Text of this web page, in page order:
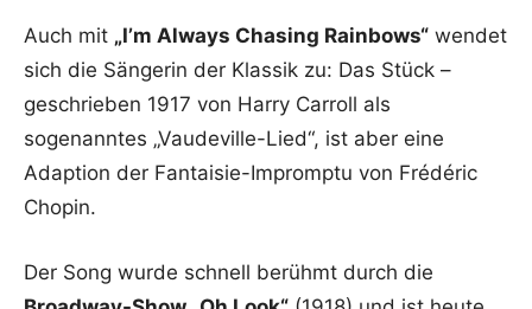
Auch mit „I’m Always Chasing Rainbows“ wendet
sich die Sängerin der Klassik zu: Das Stück –
geschrieben 1917 von Harry Carroll als
sogenanntes „Vaudeville-Lied“, ist aber eine
Adaption der Fantaisie-Impromptu von Frédéric
Chopin.
Der Song wurde schnell berühmt durch die